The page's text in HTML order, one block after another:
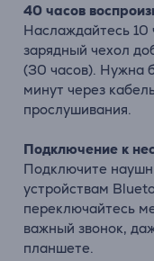
40 часов
Наслаждайтесь 10
зарядный чехол
(30 часов). Нужна
минут через
прослушивания.
Подключение к
Подключите
устройствам
переключайтесь
важный звонок,
планшете.